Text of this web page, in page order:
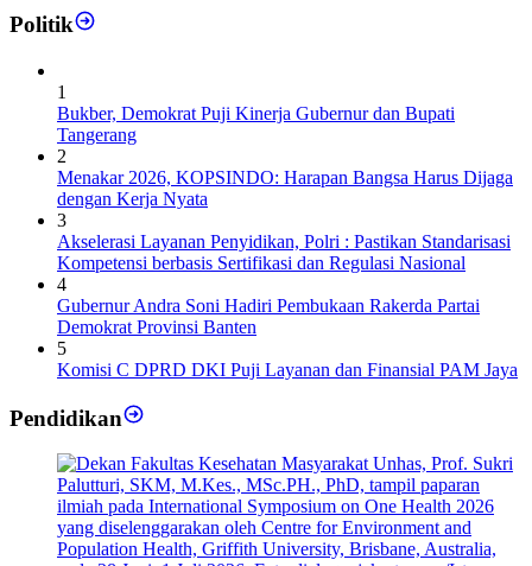
Politik
1
Bukber, Demokrat Puji Kinerja Gubernur dan Bupati
Tangerang
2
Menakar 2026, KOPSINDO: Harapan Bangsa Harus Dijaga
dengan Kerja Nyata
3
Akselerasi Layanan Penyidikan, Polri : Pastikan Standarisasi
Kompetensi berbasis Sertifikasi dan Regulasi Nasional
4
Gubernur Andra Soni Hadiri Pembukaan Rakerda Partai
Demokrat Provinsi Banten
5
Komisi C DPRD DKI Puji Layanan dan Finansial PAM Jaya
Pendidikan